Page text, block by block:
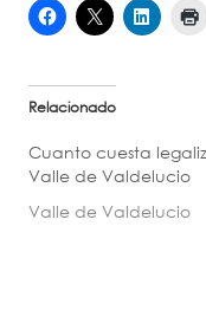
Relacionado
Cuanto cuesta
Valle de Valdelucio
Valle de Valdelucio